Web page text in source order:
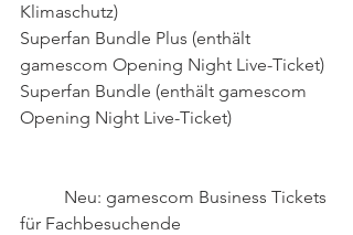
Klimaschutz)
Superfan Bundle Plus (enthält
gamescom Opening Night Live-Ticket)
Superfan Bundle (enthält gamescom
Opening Night Live-Ticket)
für Fachbesuchende